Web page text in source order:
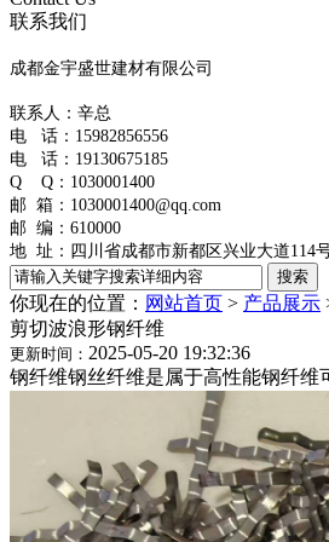
联系我们
成都金宇盛世建材有限公司
联系人：辛总
电 话： 15982856556
电 话：19130675185
Q Q：1030001400
邮 箱：1030001400@qq.com
邮 编：610000
地 址： 四川省成都市新都区兴业大道114
你现在的位置： 网站首页 > 产品展示
剪切波浪形钢纤维
更新时间： 2025-05-20 19:32:36
钢纤维钢丝纤维是属于高性能钢纤